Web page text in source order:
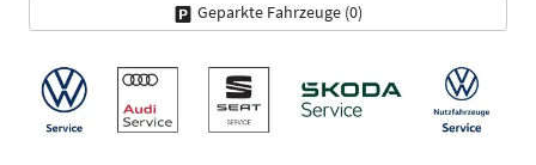
Geparkte Fahrzeuge (0)